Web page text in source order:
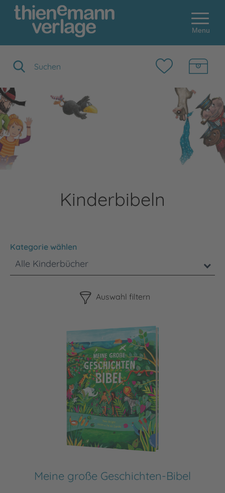
Menu
Kinderbibeln
Kategorie wählen
Alle Kinderbücher
Auswahl filtern
Meine große Geschichten-Bibel